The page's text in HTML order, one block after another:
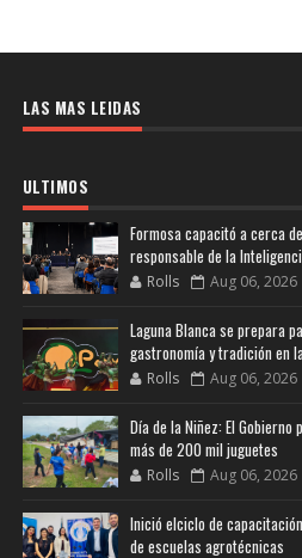
LAS MAS LEIDAS
ULTIMOS
Formosa capacitó a cerca
responsable de la
Rolls Aug 06, 2026
Laguna Blanca se prepara
gastronomía y tradición en
Rolls Aug 06, 2026
Día de la Niñez: El
más de 200 mil juguetes
Rolls Aug 06, 2026
Inició elciclo de
de escuelas agrotécnicas